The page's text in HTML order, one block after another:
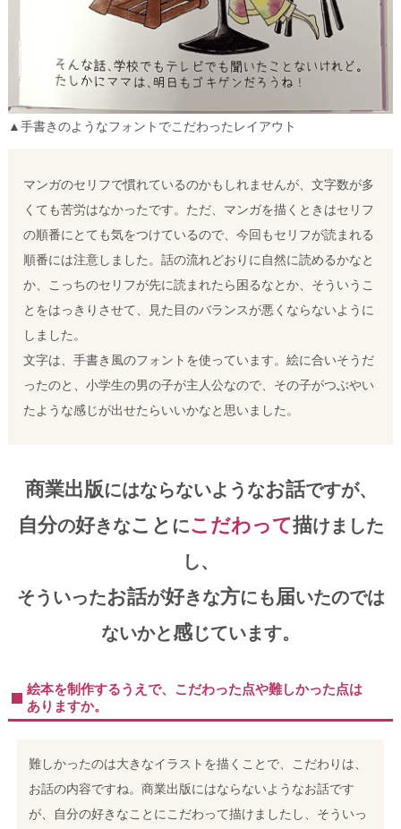
▲手書きのようなフォントでこだわったレイアウト
マンガのセリフで慣れているのかもしれませんが、文字数が多
くても苦労はなかったです。ただ、マンガを描くときはセリフ
の順番にとても気をつけているので、今回もセリフが読まれる
順番には注意しました。話の流れどおりに自然に読めるかなと
か、こっちのセリフが先に読まれたら困るなとか、そういうこ
とをはっきりさせて、見た目のバランスが悪くならないように
しました。
文字は、手書き風のフォントを使っています。絵に合いそうだ
ったのと、小学生の男の子が主人公なので、その子がつぶやい
たような感じが出せたらいいかなと思いました。
商業出版にはならないようなお話ですが、
自分の好きなこと にこだわって描けました
し、
そういったお話が好きな方にも届いたのでは
ないかと感じています。
絵本を制作するうえで、こだわった点や難しかった点は
ありますか。
難しかったのは大きなイラストを描くことで、こだわりは、
お話の内容ですね。商業出版にはならないようなお話です
が、自分の好きなことにこだわって描けましたし、そういっ